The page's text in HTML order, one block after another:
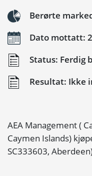
Berørte
Dato mottatt:
Status: Ferdig
Resultat: Ikke
AEA Management (
Caymen Islands)
SC333603,